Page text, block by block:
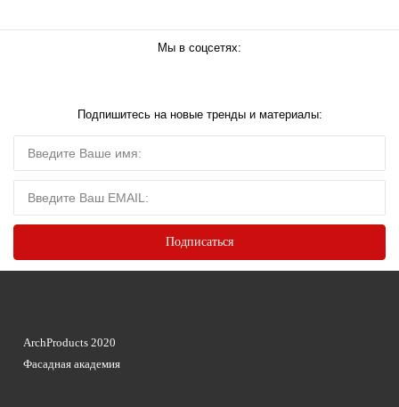
Мы в соцсетях:
Подпишитесь на новые тренды и материалы:
ArchProducts 2020
Фасадная академия